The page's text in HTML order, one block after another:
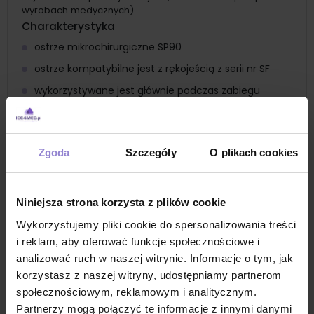
Zgoda Szczegóły O plikach cookies
Niniejsza strona korzysta z plików cookie
Wykorzystujemy pliki cookie do spersonalizowania treści
i reklam, aby oferować funkcje społecznościowe i
analizować ruch w naszej witrynie. Informacje o tym, jak
korzystasz z naszej witryny, udostępniamy partnerom
społecznościowym, reklamowym i analitycznym.
Partnerzy mogą połączyć te informacje z innymi danymi
wyrobach medycznych).
Charakterystyka
ostrze mikrochirurgiczne SP90
ostrze kompatybilne jest z rękojeścią z serii nr SF
wykorzystywane jest głównie podczas zabiegu
przeszczepienia włosów
wykonane ze stali nierdzewnej
dostępne tylko w wersji sterylnej
mikrochirurgii
ostrza sterylne pakowane pojedynczo w blistry
ostrza pakowane zbiorczo po 25szt
Zastosowanie
ostrze do mikrochirurgii do precyzyjnych zabiegów
przeszczepianie włósów